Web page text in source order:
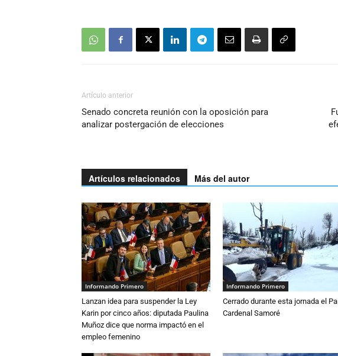
Artículo anterior
Senado concreta reunión con la oposición para
analizar postergación de elecciones
Artículos relacionados Más del autor
Informando Primero
Lanzan idea para suspender la Ley
Karin por cinco años: diputada Paulina
Muñoz dice que norma impactó en el
empleo femenino
Informando Primero
Cerrado durante esta jornada el
Cardenal Samoré